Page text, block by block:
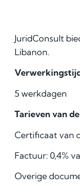
JuridConsult
Libanon.
5 werkdagen
Tarieven van
Certificaat van
Factuur: 0,4%
Overige